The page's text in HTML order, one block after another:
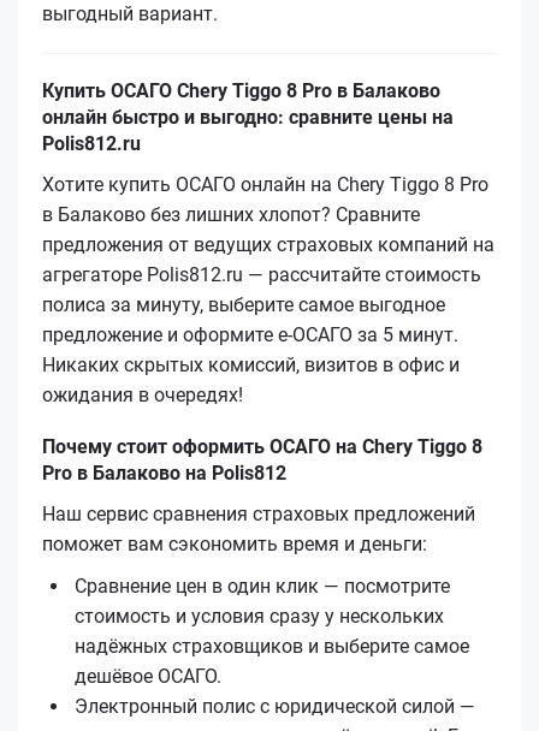
выгодный вариант.
Купить ОСАГО Chery Tiggo 8 Pro в Балаково
онлайн быстро и выгодно: сравните цены на
Polis812.ru
Хотите купить ОСАГО онлайн на Chery Tiggo 8 Pro
в Балаково без лишних хлопот? Сравните
предложения от ведущих страховых компаний на
агрегаторе Polis812.ru — рассчитайте стоимость
полиса за минуту, выберите самое выгодное
предложение и оформите е‑ОСАГО за 5 минут.
Никаких скрытых комиссий, визитов в офис и
ожидания в очередях!
Почему стоит оформить ОСАГО на Chery Tiggo 8
Pro в Балаково на Polis812
Наш сервис сравнения страховых предложений
поможет вам сэкономить время и деньги:
Сравнение цен в один клик — посмотрите
стоимость и условия сразу у нескольких
надёжных страховщиков и выберите самое
дешёвое ОСАГО.
Электронный полис с юридической силой —